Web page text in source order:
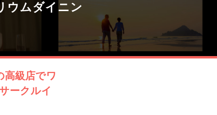
ウムダイニン
高級店でワ
ークルイ